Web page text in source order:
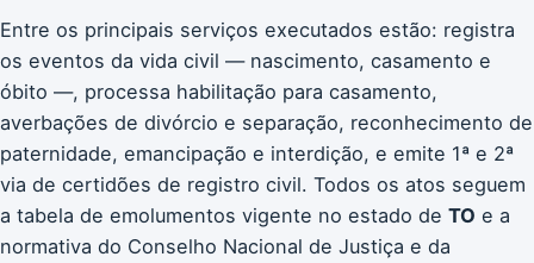
Entre os principais serviços executados estão: registra
os eventos da vida civil — nascimento, casamento e
óbito —, processa habilitação para casamento,
averbações de divórcio e separação, reconhecimento de
paternidade, emancipação e interdição, e emite 1ª e 2ª
via de certidões de registro civil. Todos os atos seguem
a tabela de emolumentos vigente no estado de TO e a
normativa do Conselho Nacional de Justiça e da